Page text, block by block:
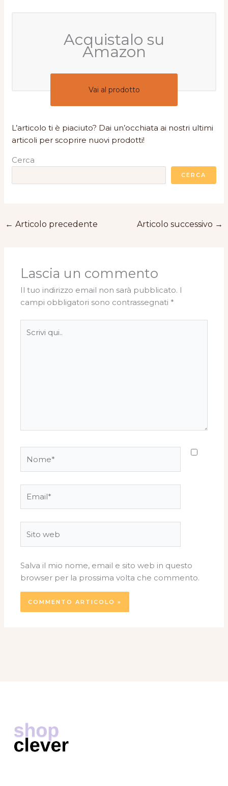
Acquistalo su
Amazon
Vai al prodotto
L’articolo ti è piaciuto? Dai un’occhiata ai nostri ultimi
articoli per scoprire nuovi prodotti!
Cerca
CERCA
← Articolo precedente Articolo successivo →
Lascia un commento
Il tuo indirizzo email non sarà pubblicato. I
campi obbligatori sono contrassegnati *
qui..
web
Salva il mio nome, email e sito web in questo
browser per la prossima volta che commento.